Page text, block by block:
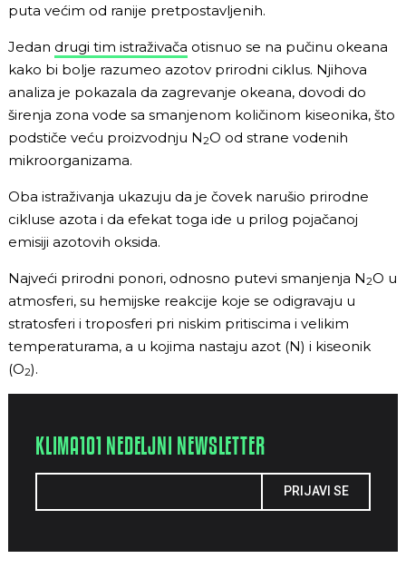
puta većim od ranije pretpostavljenih.
Jedan drugi tim istraživača otisnuo se na pučinu okeana
kako bi bolje razumeo azotov prirodni ciklus. Njihova
analiza je pokazala da zagrevanje okeana, dovodi do
širenja zona vode sa smanjenom količinom kiseonika, što
podstiče veću proizvodnju N2O od strane vodenih
mikroorganizama.
Oba istraživanja ukazuju da je čovek narušio prirodne
cikluse azota i da efekat toga ide u prilog pojačanoj
emisiji azotovih oksida.
Najveći prirodni ponori, odnosno putevi smanjenja N2O u
atmosferi, su hemijske reakcije koje se odigravaju u
stratosferi i troposferi pri niskim pritiscima i velikim
temperaturama, a u kojima nastaju azot (N) i kiseonik
(O2).
KLIMA101 NEDELJNI NEWSLETTER
PRIJAVI SE